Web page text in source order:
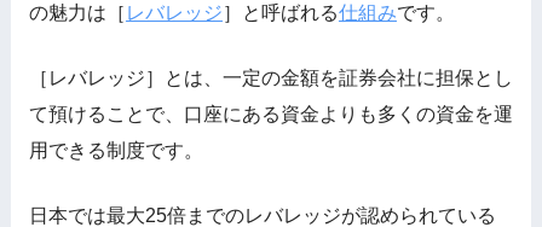
の魅力は［ レバレッジ］と呼ばれる仕組みです。
［レバレッジ］とは、一定の金額を証券会社に担保とし
て預けることで、口座にある資金よりも多くの資金を運
用できる制度です。
日本では最大25倍までのレバレッジが認められている